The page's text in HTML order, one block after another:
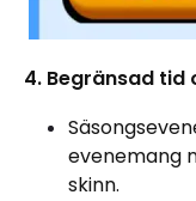
4. Begränsad tid
evenemang
skinn.